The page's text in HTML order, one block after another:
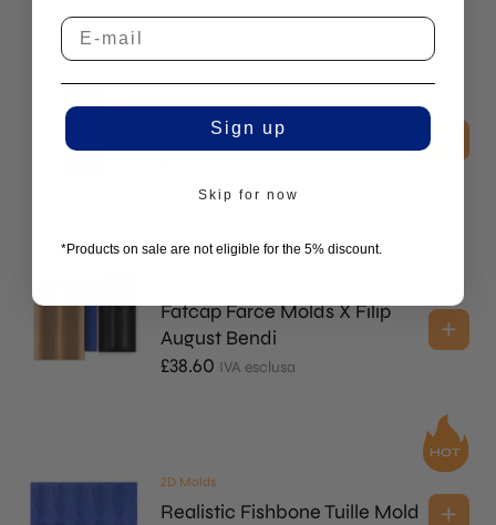
2D Molds
Butterfly Tuille Mold
Fatcap Farce Molds X Filip
August Bendi
£38.60 IVA esclusa
2D Molds
Realistic Fishbone Tuille Mold
Sign up
Skip for now
*Products on sale are not eligible for the 5% discount.